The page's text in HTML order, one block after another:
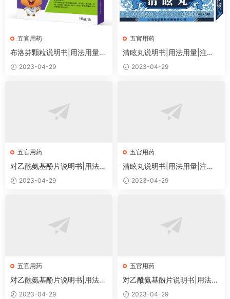
五官用药
布洛芬颗粒说明书|用法用量|
注意事项
2023-04-29
五官用药
清眩丸说明书|用法用量|注意
事项2023-04-29
五官用药
对乙酰氨基酚片说明书|用法用
量|注意事项
2023-04-29
五官用药
清眩丸说明书|用法用量|注意
事项2023-04-29
五官用药
对乙酰氨基酚片说明书|用法用
量|注意事项
2023-04-29
五官用药
对乙酰氨基酚片说明书|用法用
量|注意事项
2023-04-29